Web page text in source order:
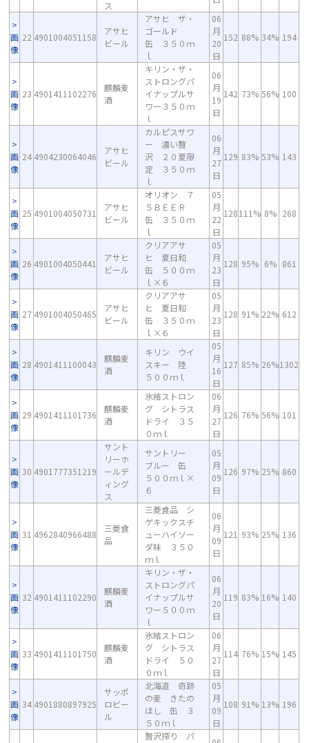
ス
画
像
22 4901004051158
アサヒ
ビール
アサヒ ザ・
ゴールド
缶 ３５０ｍ
ｌ
06
月
20
日
152 88% 34% 194
画
像
23 4901411102276
麒麟麦
酒
キリン・ザ・
ストロングパ
イナップルサ
ワー３５０ｍ
ｌ
06
月
19
日
142 73% 56% 100
画
像
24 4904230064046
アサヒ
ビール
カルピスサワ
ー 濃い贅
沢 ２０夏限
定 ３５０ｍ
ｌ
06
月
27
日
129 83% 53% 143
画
像
25 4901004050731
アサヒ
ビール
オリオン ７
５ＢＥＥＲ
缶 ３５０ｍ
ｌ
05
月
22
日
128111% 8% 268
画
像
26 4901004050441
アサヒ
ビール
クリアアサ
ヒ 夏日和
缶 ５００ｍ
ｌ×６
05
月
23
日
128 95% 6% 861
画
像
27 4901004050465
アサヒ
ビール
クリアアサ
ヒ 夏日和
缶 ３５０ｍ
ｌ×６
05
月
23
日
128 91% 22% 612
画
像
28 4901411100043
麒麟麦
酒
キリン ウイ
スキー 陸
５００ｍｌ
05
月
16
日
127 85% 26%1302
画
像
29 4901411101736
麒麟麦
酒
氷結ストロン
グ シトラス
ドライ ３５
０ｍｌ
06
月
27
日
126 76% 56% 101
画
像
30 4901777351219
サント
リーホ
ールデ
ィング
ス
サントリー
ブルー 缶
５００ｍｌ×
６
05
月
09
日
126 97% 25% 860
画
像
31 4962840966488
三菱食
品
三菱食品 シ
ゲキックスチ
ューハイソー
ダ味 ３５０
ｍｌ
06
月
09
日
121 93% 25% 136
画
像
32 4901411102290
麒麟麦
酒
キリン・ザ・
ストロングパ
イナップルサ
ワー５００ｍ
ｌ
06
月
20
日
119 83% 16% 140
画
像
33 4901411101750
麒麟麦
酒
氷結ストロン
グ シトラス
ドライ ５０
０ｍｌ
06
月
27
日
114 76% 15% 145
画
像
34 4901880897925
サッポ
ロビー
ル
北海道 奇跡
の麦 きたの
ほし 缶 ３
５０ｍｌ
05
月
09
日
108 91% 13% 196
贅沢搾り パ